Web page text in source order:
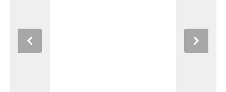
Previous Next